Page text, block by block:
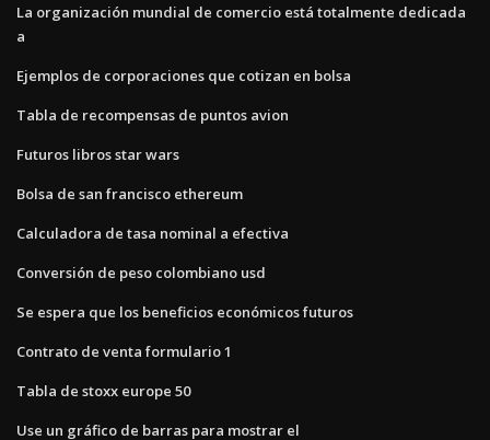
La organización mundial de comercio está totalmente dedicada
a
Ejemplos de corporaciones que cotizan en bolsa
Tabla de recompensas de puntos avion
Futuros libros star wars
Bolsa de san francisco ethereum
Calculadora de tasa nominal a efectiva
Conversión de peso colombiano usd
Se espera que los beneficios económicos futuros
Contrato de venta formulario 1
Tabla de stoxx europe 50
Use un gráfico de barras para mostrar el